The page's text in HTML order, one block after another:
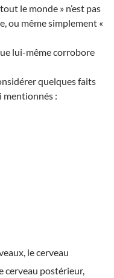
le monde » n’est pas
ou même simplement «
lui-même corrobore
quelques faits
mentionnés :
le cerveau
cerveau postérieur,